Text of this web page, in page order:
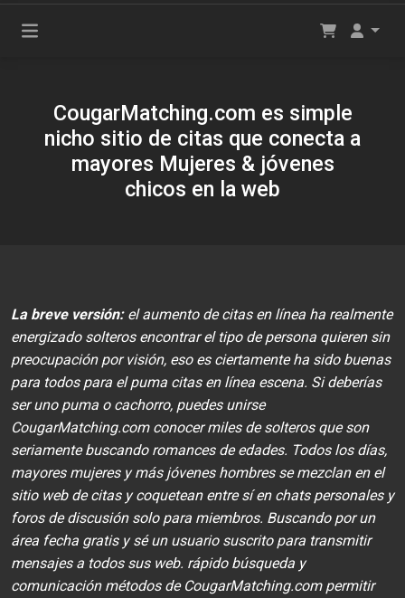
CougarMatching.com es simple
nicho sitio de citas que conecta a
mayores Mujeres & jóvenes
chicos en la web
La breve versión: el aumento de citas en línea ha realmente
energizado solteros encontrar el tipo de persona quieren sin
preocupación por visión, eso es ciertamente ha sido buenas
para todos para el puma citas en línea escena. Si deberías
ser uno puma o cachorro, puedes unirse
CougarMatching.com conocer miles de solteros que son
seriamente buscando romances de edades. Todos los días,
mayores mujeres y más jóvenes hombres se mezclan en el
sitio web de citas y coquetean entre sí en chats personales y
foros de discusión solo para miembros. Buscando por un
área fecha gratis y sé un usuario suscrito para transmitir
mensajes a todos sus web. rápido búsqueda y
comunicación métodos de CougarMatching.com permitir